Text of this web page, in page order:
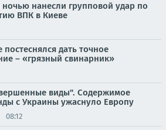
ночью нанесли групповой удар по
ВПК в Киеве
постеснялся дать точное
– «грязный свинарник»
виды". Содержимое
с Украины ужаснуло Европу
08:12